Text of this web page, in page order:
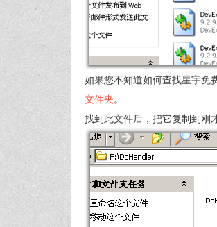
如果您不知道如何查找星宇免
文件夹。
找到此文件后，把它复制到刚